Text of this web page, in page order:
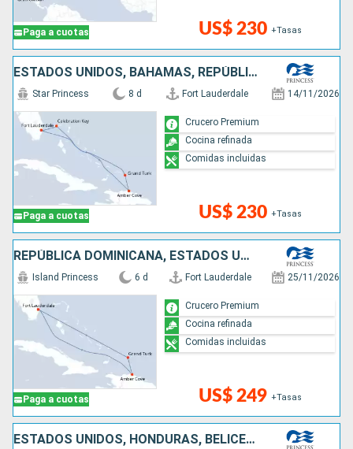
Paga a cuotas US$ 230 +Tasas
ESTADOS UNIDOS, BAHAMAS, REPÚBLICA DOMINICANA
Paga a cuotas
Star Princess 8 d Fort Lauderdale 14/11/2026
US$ 230 +Tasas
Crucero Premium
Cocina refinada
Comidas incluidas
REPÚBLICA DOMINICANA, ESTADOS UNIDOS
Paga a cuotas
Island Princess 6 d Fort Lauderdale 25/11/2026
US$ 249 +Tasas
Crucero Premium
Cocina refinada
Comidas incluidas
ESTADOS UNIDOS, HONDURAS, BELICE, MÉXICO